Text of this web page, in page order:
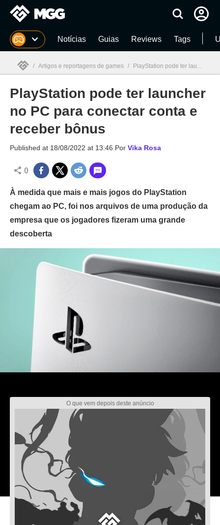
Millenium Notícias Guias Reviews Tags
Millenium
/ Artigos e reportagens de games / PlayStation pode ter launcher no PC para conectar conta e receber bônus
PlayStation pode ter launcher
no PC para conectar conta e
receber bônus
Published at 18/08/2022 at 13:46 Por Vika Rosa
0
À medida que mais e mais jogos do PlayStation
chegam ao PC, foi nos arquivos de uma produção da
empresa que os jogadores fizeram uma grande
descoberta